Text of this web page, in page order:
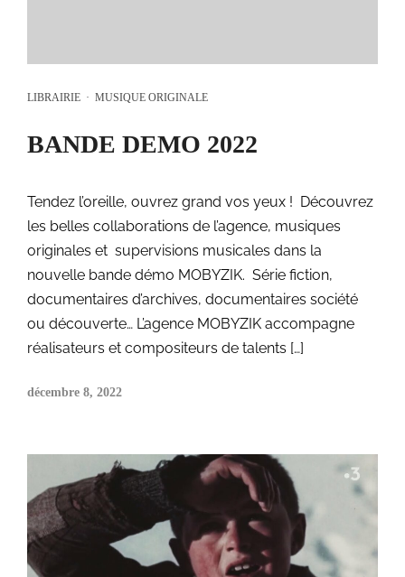
LIBRAIRIE · MUSIQUE ORIGINALE
BANDE DEMO 2022
Tendez l’oreille, ouvrez grand vos yeux ! Découvrez
les belles collaborations de l’agence, musiques
originales et supervisions musicales dans la
nouvelle bande démo MOBYZIK. Série fiction,
documentaires d’archives, documentaires société
ou découverte… L’agence MOBYZIK accompagne
réalisateurs et compositeurs de talents […]
décembre 8, 2022